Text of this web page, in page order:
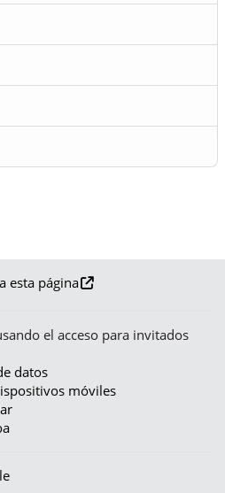
esta página
el acceso para invitados
datos
móviles